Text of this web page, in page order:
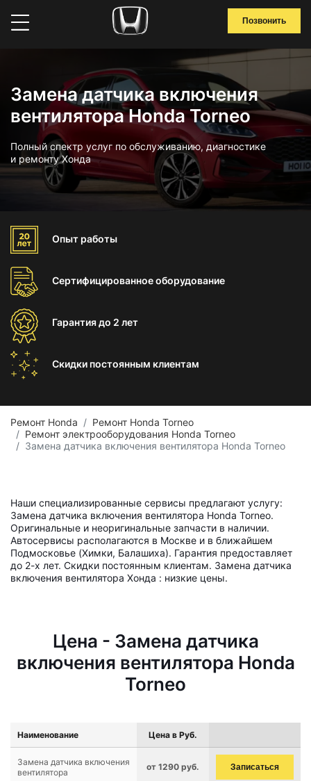
Позвонить
Замена датчика включения
вентилятора Honda Torneo
Полный спектр услуг по обслуживанию, диагностике
и ремонту Хонда
Опыт работы
Сертифицированноеоборудование
Гарантиядо 2 лет
Скидки постоянным клиентам
Ремонт Honda
Ремонт Honda Torneo
Ремонт электрооборудования Honda Torneo
Замена датчика включения вентилятора Honda Torneo
Наши специализированные сервисы предлагают услугу:
Замена датчика включения вентилятора Honda Torneo.
Оригинальные и неоригинальные запчасти в наличии.
Автосервисы располагаются в Москве и в ближайшем
Подмосковье (Химки, Балашиха). Гарантия предоставляет
до 2-х лет. Скидки постоянным клиентам. Замена датчика
включения вентилятора Хонда : низкие цены.
Цена - Замена датчика
включения вентилятора Honda
Torneo
Наименование Цена в Руб.
Замена датчика включения
вентилятора
от 1290 руб. Записаться